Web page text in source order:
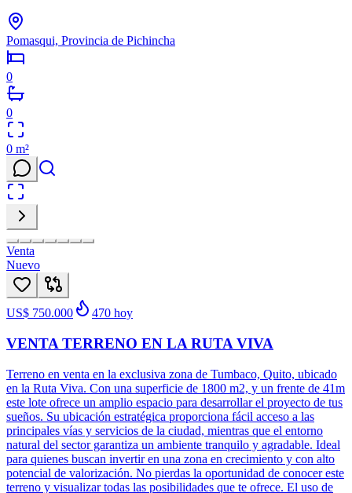
Pomasqui, Provincia de Pichincha
0
0
0 m²
Venta
Nuevo
US$ 750.000 470 hoy
VENTA TERRENO EN LA RUTA VIVA
Terreno en venta en la exclusiva zona de Tumbaco, Quito, ubicado
en la Ruta Viva. Con una superficie de 1800 m2, y un frente de 41m
este lote ofrece un amplio espacio para desarrollar el proyecto de tus
sueños. Su ubicación estratégica proporciona fácil acceso a las
principales vías y servicios de la ciudad, mientras que el entorno
natural del sector garantiza un ambiente tranquilo y agradable. Ideal
para quienes buscan invertir en una zona en crecimiento y con alto
potencial de valorización. No pierdas la oportunidad de conocer este
terreno y visualizar todas las posibilidades que te ofrece. El uso de